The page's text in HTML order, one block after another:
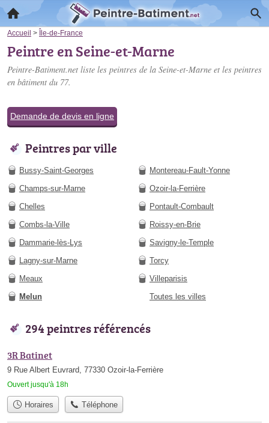
Accueil > Île-de-France
Peintre en Seine-et-Marne
Peintre-Batiment.net liste les peintres de la Seine-et-Marne et les peintres
en bâtiment du 77.
Demande de devis en ligne
Peintres par ville
Bussy-Saint-Georges
Champs-sur-Marne
Chelles
Combs-la-Ville
Dammarie-lès-Lys
Lagny-sur-Marne
Meaux
Melun
Montereau-Fault-Yonne
Ozoir-la-Ferrière
Pontault-Combault
Roissy-en-Brie
Savigny-le-Temple
Torcy
Villeparisis
Toutes les villes
294 peintres référencés
3R Batinet
9 Rue Albert Euvrard, 77330 Ozoir-la-Ferrière
Ouvert jusqu'à 18h
Horaires Téléphone